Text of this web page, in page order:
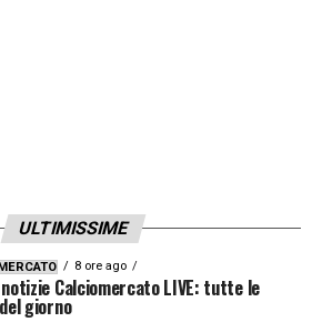
ULTIMISSIME
8 ore ago
Calciomercato LIVE: tutte le
giorno